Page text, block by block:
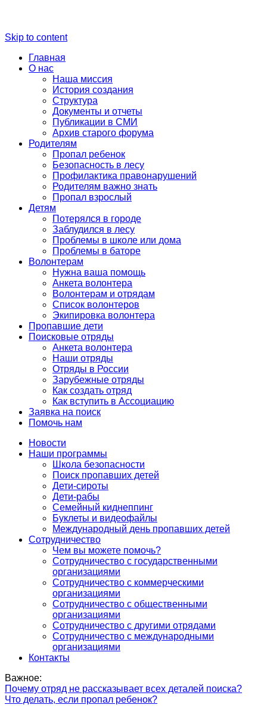
Skip to content
Главная
О нас
Наша миссия
История создания
Структура
Документы и отчеты
Публикации в СМИ
Архив старого форума
Родителям
Пропал ребенок
Безопасность в лесу
Профилактика правонарушений
Родителям важно знать
Пропал взрослый
Детям
Потерялся в городе
Заблудился в лесу
Проблемы в школе или дома
Проблемы в баторе
Волонтерам
Нужна ваша помощь
Анкета волонтера
Волонтерам и отрядам
Список волонтеров
Экипировка волонтера
Пропавшие дети
Поисковые отряды
Анкета волонтера
Наши отряды
Отряды в России
Зарубежные отряды
Как создать отряд
Как вступить в Ассоциацию
Заявка на поиск
Помочь нам
Новости
Наши программы
Школа безопасности
Поиск пропавших детей
Дети-сироты
Дети-рабы
Семейный киднеппинг
Буклеты и видеофайлы
Международный день пропавших детей
Сотрудничество
Чем вы можете помочь?
Сотрудничество с государственными
организациями
Сотрудничество с коммерческими
организациями
Сотрудничество с общественными
организациями
Сотрудничество с другими отрядами
Сотрудничество с международными
организациями
Контакты
Важное:
Почему отряд не рассказывает всех деталей поиска?
Что делать, если пропал ребенок?